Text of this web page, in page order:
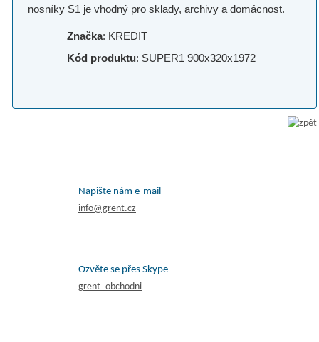
nosníky S1 je vhodný pro sklady, archivy a domácnost.
Značka: KREDIT
Kód produktu: SUPER1 900x320x1972
Napište nám e-mail
info@grent.cz
Ozvěte se přes Skype
grent_obchodni